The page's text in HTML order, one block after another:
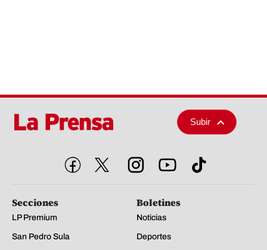
Subir
Secciones
LP Premium
San Pedro Sula
Boletines
Noticias
Deportes